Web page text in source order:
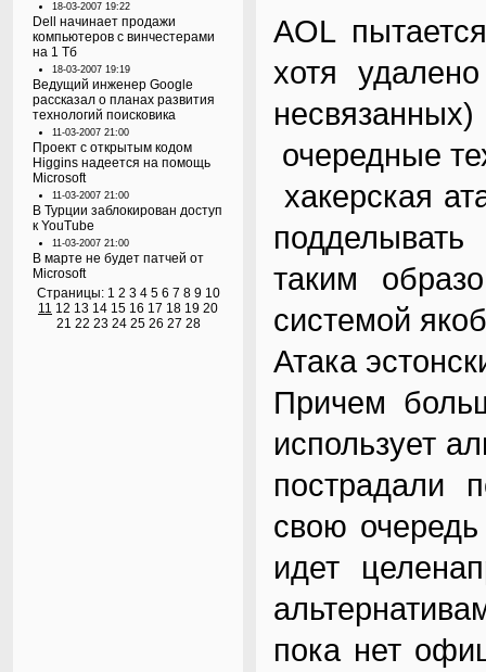
18-03-2007 19:22
Dell начинает продажи
компьютеров с винчестерами
на 1 Тб
18-03-2007 19:19
Ведущий инженер Google
рассказал о планах развития
технологий поисковика
11-03-2007 21:00
Проект с открытым кодом
Higgins надеется на помощь
Microsoft
11-03-2007 21:00
В Турции заблокирован доступ
к YouTube
11-03-2007 21:00
В марте не будет патчей от
Microsoft
Страницы: 1 2 3 4 5 6 7 8 9 10
11 12 13 14 15 16 17 18 19 20
21 22 23 24 25 26 27 28
AOL
хотя
несвязанных)
очередные
хакерская
таким
системой
Атака
Причем
использует
пострадали
свою
идет
пока нет